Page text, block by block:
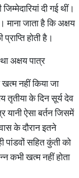
दी गई थीं।
माना जाता है कि अक्षय
होती है।
अक्षय पात्र​
नहीं किया जा
के दिन सूर्य देव
यानी ऐसा बर्तन जिसमें
के दौरान इतने
पांडवों सहित कुंती को
कभी खत्म नहीं होता